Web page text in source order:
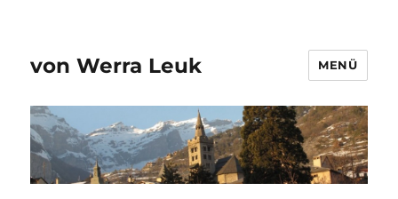
von Werra Leuk MENÜ